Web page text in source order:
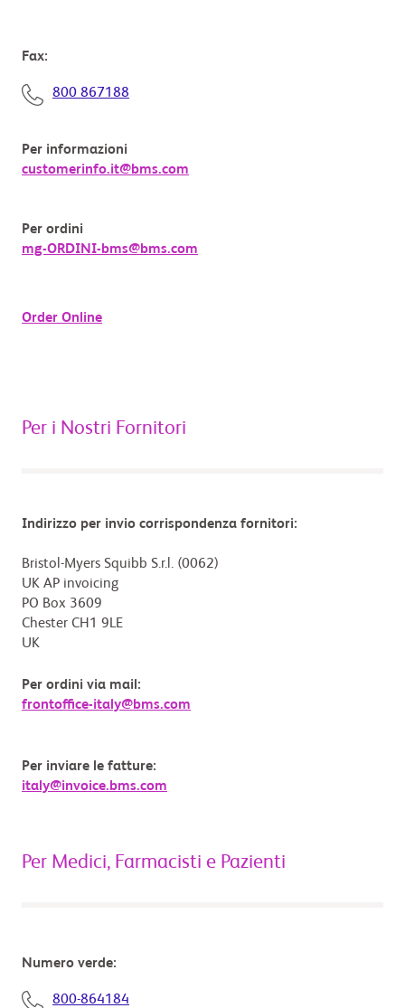
Fax:
800 867188
Per informazioni
customerinfo.it@bms.com
Per ordini
mg-ORDINI-bms@bms.com
Order Online
Per i Nostri Fornitori
Indirizzo per invio corrispondenza fornitori:
Bristol-Myers Squibb S.r.l. (0062)
UK AP invoicing
PO Box 3609
Chester CH1 9LE
UK
Per ordini via mail:
frontoffice-italy@bms.com
Per inviare le fatture:
italy@invoice.bms.com
Per Medici, Farmacisti e Pazienti
Numero verde:
800-864184